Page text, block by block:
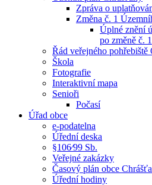
Zpráva o
Změna č. 1
Úplné znění
po změně č. 1
Řád veřejného pohřebiště
Škola
Fotografie
Interaktivní mapa
Senioři
Počasí
Úřad obce
e-podatelna
Úřední deska
§106⁄99 Sb.
Veřejné zakázky
Časový plán obce
Úřední hodiny